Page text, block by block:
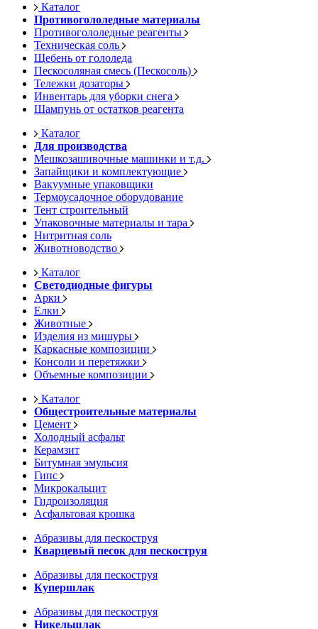
Каталог
Противогололедные материалы
Противогололедные реагенты
Техническая соль
Щебень от гололеда
Пескосоляная смесь (Пескосоль)
Тележки дозаторы
Инвентарь для уборки снега
Шампунь от остатков реагента
Каталог
Для производства
Мешкозашивочные машинки и т.д.
Запайщики и комплектующие
Вакуумные упаковщики
Термоусадочное оборудование
Тент строительный
Упаковочные материалы и тара
Нитритная соль
Животноводство
Каталог
Светодиодные фигуры
Арки
Елки
Животные
Изделия из мишуры
Каркасные композиции
Консоли и перетяжки
Объемные композиции
Каталог
Общестроительные материалы
Цемент
Холодный асфальт
Керамзит
Битумная эмульсия
Гипс
Микрокальцит
Гидроизоляция
Асфальтовая крошка
Абразивы для пескоструя
Кварцевый песок для пескоструя
Абразивы для пескоструя
Купершлак
Абразивы для пескоструя
Никельшлак